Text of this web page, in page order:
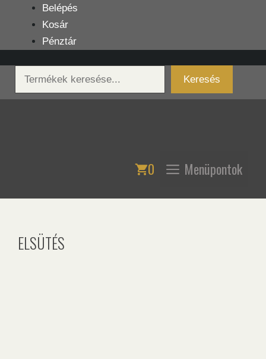
tartalomba
Belépés
Kosár
Pénztár
Keresés
Keresés
0 Menüpontok
ELSÜTÉS